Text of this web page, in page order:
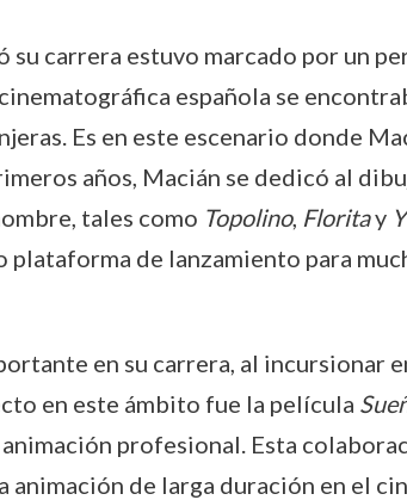
carrera estuvo marcado por un
española se
Es en este escenario donde
años, Macián se dedicó al
tales como Topolino, Floritay
de lanzamiento para
en su carrera, al incursionar
en este ámbito fue la película
profesional. Esta
de larga duración en el